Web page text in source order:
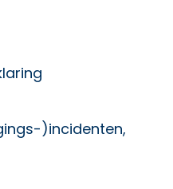
)incidenten,